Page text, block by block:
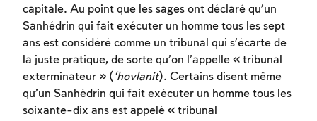
capitale. Au point que les sages ont déclaré qu’un
Sanhédrin qui fait exécuter un homme tous les sept
ans est considéré comme un tribunal qui s’écarte de
la juste pratique, de sorte qu’on l’appelle « tribunal
exterminateur » ( ‘hovlanit). Certains disent même
qu’un Sanhédrin qui fait exécuter un homme tous les
soixante-dix ans est appelé « tribunal